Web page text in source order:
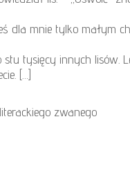
dla mnie tylko małym
stu tysięcy innych
[…]
zwanego